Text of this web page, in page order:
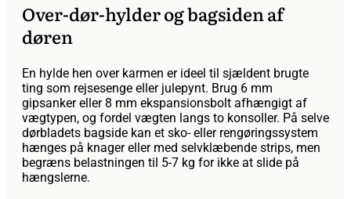
Over-dør-hylder og bagsiden af
døren
En hylde hen over karmen er ideel til sjældent brugte
ting som rejsesenge eller julepynt. Brug 6 mm
gipsanker eller 8 mm ekspansionsbolt afhængigt af
vægtypen, og fordel vægten langs to konsoller. På selve
dørbladets bagside kan et sko- eller rengøringssystem
hænges på knager eller med selvklæbende strips, men
begræns belastningen til 5-7 kg for ikke at slide på
hængslerne.